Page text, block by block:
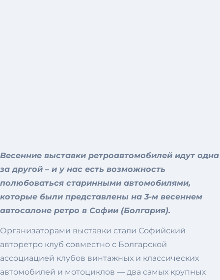
Весенние выставки ретроавтомобилей идут одна
за другой – и у нас есть возможность
полюбоваться старинными автомобилями,
которые были представлены на 3-м весеннем
автосалоне ретро в Софии (Болгария).
Организаторами выставки стали Софийский
авторетро клуб совместно с Болгарской
ассоциацией клубов винтажных и классических
автомобилей и мотоциклов — два самых крупных